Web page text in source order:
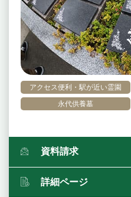
アクセス便利・駅が近い霊園
永代供養墓
資料請求
詳細ページ